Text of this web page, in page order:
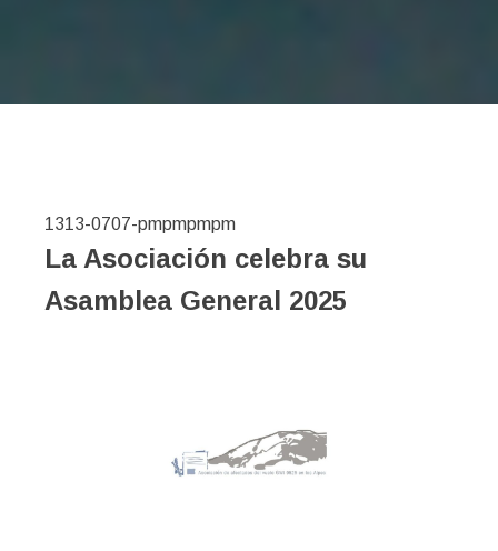
1313-0707-pmpmpmpm
La Asociación celebra su
Asamblea General 2025